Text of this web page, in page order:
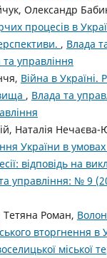
Олександр
процесів в
, Влада
управління
Війна в Україні.
, Влада та
Наталія Нечаєва-
України в умовах
відповідь на
управління: № 9
Тетяна Роман,
вторгнення в
міської